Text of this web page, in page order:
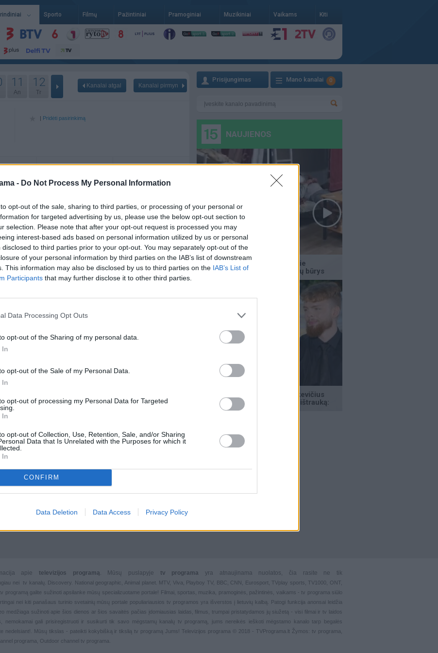
- Do Not Process My Personal Information
opt-out of the sale, sharing to third parties, or processing of your personal or
for targeted advertising by us, please use the below opt-out section to
selection. Please note that after your opt-out request is processed you may
interest-based ads based on personal information utilized by us or personal
disclosed to third parties prior to your opt-out. You may separately opt-out of the
of your personal information by third parties on the IAB’s list of downstream
This information may also be disclosed by us to third parties on the IAB’s List of
Participants that may further disclose it to other third parties.
Data Processing Opt Outs
opt-out of the Sharing of my personal data.
In
opt-out of the Sale of my Personal Data.
In
opt-out of processing my Personal Data for Targeted
In
opt-out of Collection, Use, Retention, Sale, and/or Sharing
Data that Is Unrelated with the Purposes for which it
In
CONFIRM
Data Deletion Data Access Privacy Policy
Sporto Filmų Pažintiniai Pramoginiai Muzikiniai Vaikams Kiti
11
An
12
Tr
Kanalai atgal Kanalai pirmyn
| Pridėti pasirinkimą
09 Pr - 11-10 An - 11-11
Prisijungimas Mano kanalai 0
apie televizijos programą. Mūsų puslapyje tv programa
yra atnaujinama nuolatos, čia rasite ne tik
nei tv kanalų. Discovery. National geographic, Animal planet. MTV, Viva, Playboy TV, BBC, CNN, Eurosport, TVplay sports , TV1000, ONT,
programą galite sužinoti apsilanke mūsų specializuotame portale! Filmai, sportas muzika pramoginės pažintinės vaikams - tv programa siūlo
nei kiti panašaus turinio svetainių mūsų portale populiariausios tv programos yra išverstos į lietuvių kalbą. Patogi funkcija anonsai leidžia
medžiaga sužinoti apie šios dienos ar šios savaitės pačias įdomiausias laidas, filmus, trumpai pristatydamos jų siužetą - visi filmai ir tv laidos
nemokamai gali prisiregistruoti ir susikurti tik savo mėgstamų kanalų
tv programą, jums nereikės ieškoti mėgstamo kanalo tarp begalės
nedelsiant!. Mūsų tikslas - pateikti kokybišką ir tikslią tv programą Jums! Televizijos programa © 2018 - TVPrograma.lt Žymos: tv programa,
programa, Outdoor channel tv programa.